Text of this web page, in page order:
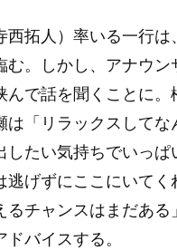
西拓人）率いる一行
む。しかし、アナウ
んで話を聞くことに
は「リラックスして
したい気持ちでいっ
逃げずにここにいて
るチャンスはまだあ
バイスする。